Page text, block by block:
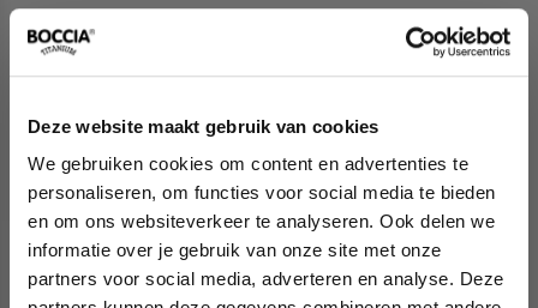
Deze website maakt gebruik van cookies
We gebruiken cookies om content en advertenties te
personaliseren, om functies voor social media te bieden
en om ons websiteverkeer te analyseren. Ook delen we
informatie over je gebruik van onze site met onze
partners voor social media, adverteren en analyse. Deze
Deze Boccia Titanium ketting heeft een jasseron schakel met
gematteerde en goudkleurige accenten. De ketting is 45cm
Boccia Titanium sieraden
De sieraden van Boccia Titanium zijn goed met elkaar te
combineren. Ook kun je gemakkelijk sets samenstellen van
colliers, oorbellen, armbanden en ringen. Of je nu sportief of
chique gekleed gaat, het past bij elke outfit en iedere